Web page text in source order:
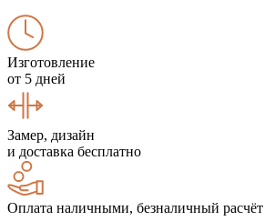
Изготовление
от 5 дней
Замер, дизайн
и доставка бесплатно
Оплата наличными, безналичный расчёт